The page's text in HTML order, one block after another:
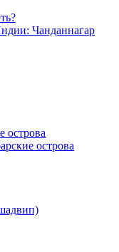
Чанданнагар
острова
острова